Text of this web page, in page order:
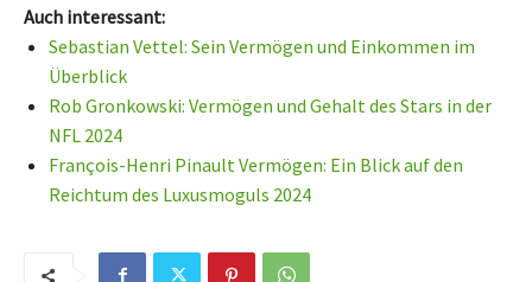
Auch interessant:
Sebastian Vettel: Sein Vermögen und Einkommen im
Überblick
Rob Gronkowski: Vermögen und Gehalt des Stars in der
NFL 2024
François-Henri Pinault Vermögen: Ein Blick auf den
Reichtum des Luxusmoguls 2024